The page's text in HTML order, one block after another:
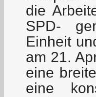
die
SPD-
Einheit
am 21.
eine
eine